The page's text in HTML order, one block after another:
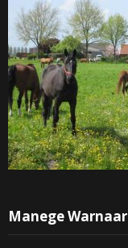
Manege Warnaar